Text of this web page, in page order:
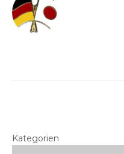
Kategorien